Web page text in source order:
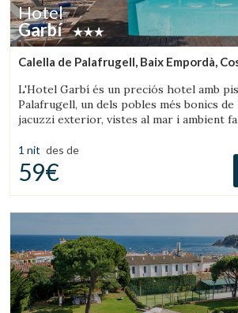
Hotel
Garbí
Calella de Palafrugell, Baix Empordà,
L'Hotel Garbí és un preciós hotel amb
Palafrugell, un dels pobles més bonics de
jacuzzi exterior, vistes al mar i ambient
1 nit des de
59€